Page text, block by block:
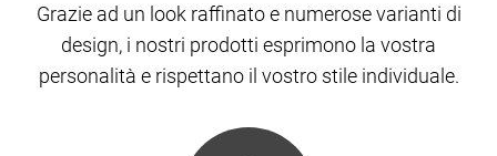
Grazie ad un look raffinato e numerose varianti di
design, i nostri prodotti esprimono la vostra
personalità e rispettano il vostro stile individuale.